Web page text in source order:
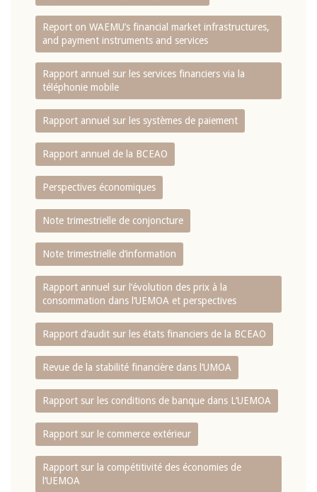
Report on WAEMU’s financial market infrastructures,
and payment instruments and services
Rapport annuel sur les services financiers via la
téléphonie mobile
Rapport annuel sur les systèmes de paiement
Rapport annuel de la BCEAO
Perspectives économiques
Note trimestrielle de conjoncture
Note trimestrielle d‘information
Rapport annuel sur l‘évolution des prix à la
consommation dans l‘UEMOA et perspectives
Rapport d‘audit sur les états financiers de la BCEAO
Revue de la stabilité financière dans l‘UMOA
Rapport sur les conditions de banque dans L‘UEMOA
Rapport sur le commerce extérieur
Rapport sur la compétitivité des économies de
l‘UEMOA